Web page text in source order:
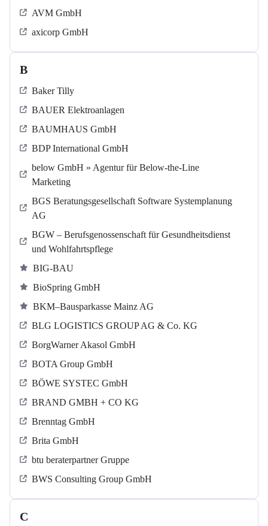
AVM GmbH
axicorp GmbH
B
Baker Tilly
BAUER Elektroanlagen
BAUMHAUS GmbH
BDP International GmbH
below GmbH » Agentur für Below-the-Line
Marketing
BGS Beratungsgesellschaft Software Systemplanung
AG
BGW – Berufsgenossenschaft für Gesundheitsdienst
und Wohlfahrtspflege
BIG-BAU
BioSpring GmbH
BKM–Bausparkasse Mainz AG
BLG LOGISTICS GROUP AG & Co. KG
BorgWarner Akasol GmbH
BOTA Group GmbH
BÖWE SYSTEC GmbH
BRAND GMBH + CO KG
Brenntag GmbH
Brita GmbH
btu beraterpartner Gruppe
BWS Consulting Group GmbH
C